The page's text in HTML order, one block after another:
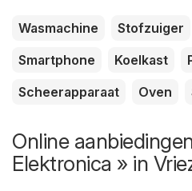
Wasmachine Stofzuiger
Smartphone
Koelkast
Scheerapparaat
Oven
Online
Elektronica » in